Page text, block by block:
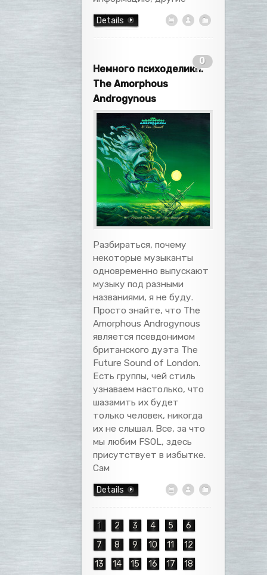
Details
0
Немного психоделики:
The Amorphous
Androgynous
Разбираться, почему
некоторые музыканты
одновременно выпускают
музыку под разными
названиями, я не буду.
Просто знайте, что The
Amorphous Androgynous
является псевдонимом
британского дуэта The
Future Sound of London.
Есть группы, чей стиль
узнаваем настолько, что
шазамить их будет
только человек, никогда
их не слышал. Все, за что
мы любим FSOL, здесь
присутствует в избытке.
Сам
Details
1 2 3 4 5
6
7
8 9 10 11
12
13
14 15 16 17
18